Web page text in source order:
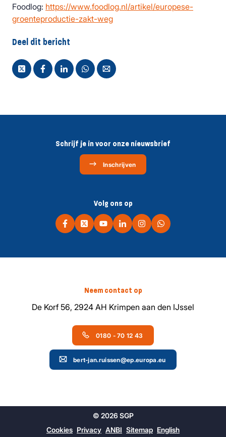
Foodlog: https://www.foodlog.nl/artikel/europese-
groenteproductie-zakt-weg
Deel dit bericht
Schrijf je in voor onze nieuwsbrief
Inschrijven
Volg ons op
Neem contact op
De Korf 56, 2924 AH Krimpen aan den IJssel
0180 - 70 12 43
bert-jan.ruissen@ep.europa.eu
© 2026 SGP
Cookies Privacy ANBI Sitemap English